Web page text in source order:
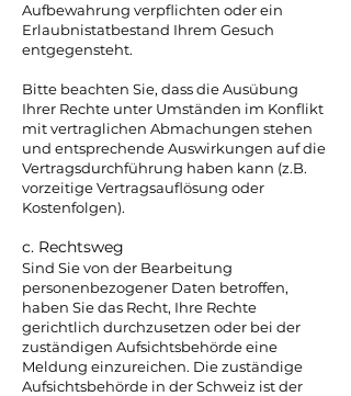
Aufbewahrung verpflichten oder ein
Erlaubnistatbestand Ihrem Gesuch
entgegensteht.
Bitte beachten Sie, dass die Ausübung
Ihrer Rechte unter Umständen im Konflikt
mit vertraglichen Abmachungen stehen
und entsprechende Auswirkungen auf die
Vertragsdurchführung haben kann (z.B.
vorzeitige Vertragsauflösung oder
Kostenfolgen).
c. Rechtsweg
Sind Sie von der Bearbeitung
personenbezogener Daten betroffen,
haben Sie das Recht, Ihre Rechte
gerichtlich durchzusetzen oder bei der
zuständigen Aufsichtsbehörde eine
Meldung einzureichen. Die zuständige
Aufsichtsbehörde in der Schweiz ist der